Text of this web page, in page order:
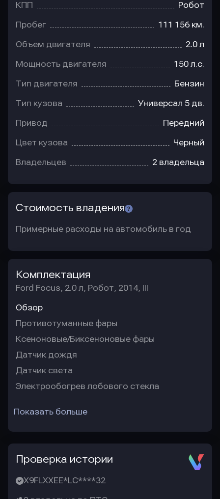
КПП Робот
Пробег 111 156 км.
Объем двигателя 2.0 л
Мощность двигателя 150 л.с.
Тип двигателя Бензин
Тип кузова Универсал 5 дв.
Привод Передний
Цвет кузова Черный
Владельцев 2 владельца
Стоимость владения
Примерные расходы на автомобиль в год
Комплектация
Ford Focus, 2.0 л, Робот, 2014, III
Обзор
Противотуманные фары
Ксеноновые/Биксеноновые фары
Датчик дождя
Датчик света
Электрообогрев лобового стекла
Показать больше
Проверка истории
X9FLXXEE*LC****32